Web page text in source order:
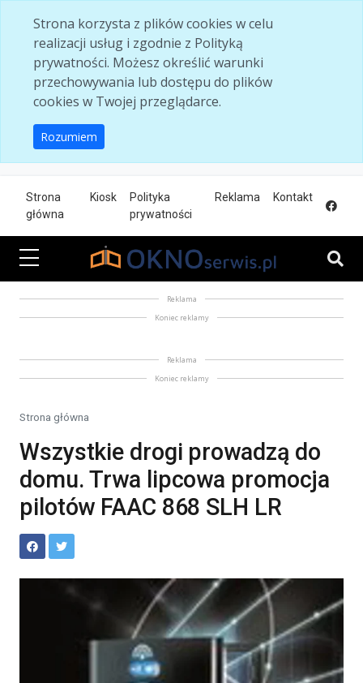
Strona korzysta z plików cookies w celu
realizacji usług i zgodnie z Polityką
prywatności. Możesz określić warunki
przechowywania lub dostępu do plików
cookies w Twojej przeglądarce.
Rozumiem
Strona
główna
Kiosk
Polityka
prywatności
Reklama Kontakt
Reklama
Koniec reklamy
Reklama
Koniec reklamy
Strona główna
Wszystkie drogi prowadzą do
domu. Trwa lipcowa promocja
pilotów FAAC 868 SLH LR